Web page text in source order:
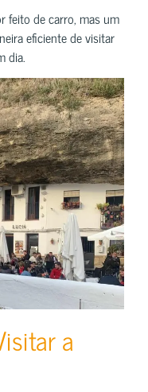
feito de carro, mas um
eficiente de visitar
dia.
a